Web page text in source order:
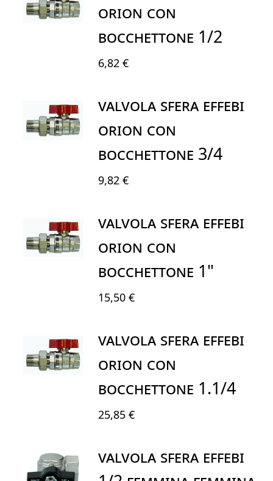
ORION CON
BOCCHETTONE 1/2
6,82 €
VALVOLA SFERA EFFEBI
ORION CON
BOCCHETTONE 3/4
9,82 €
VALVOLA SFERA EFFEBI
ORION CON
BOCCHETTONE 1"
15,50 €
VALVOLA SFERA EFFEBI
ORION CON
BOCCHETTONE 1.1/4
25,85 €
VALVOLA SFERA EFFEBI